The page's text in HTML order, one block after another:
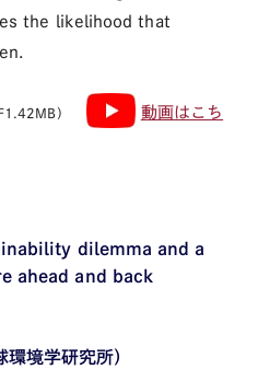
the likelihood that
）
動画はこち
dilemma and a
ahead and back
環境学研究所）